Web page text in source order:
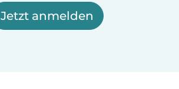
Jetzt anmelden